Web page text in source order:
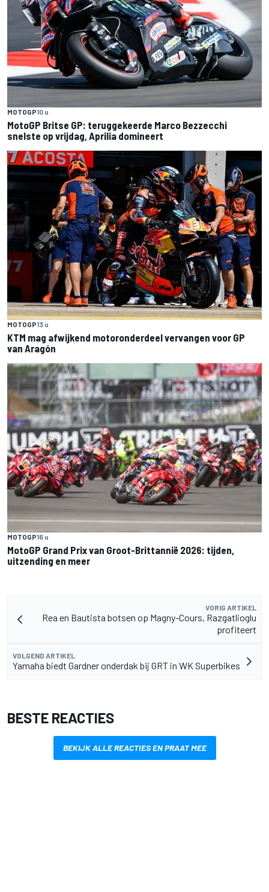
MOTOGP10 u
MotoGP Britse GP: teruggekeerde Marco Bezzecchi
snelste op vrijdag, Aprilia domineert
MOTOGP13 u
KTM mag afwijkend motoronderdeel vervangen voor GP
van Aragón
MOTOGP16 u
MotoGP Grand Prix van Groot-Brittannië 2026: tijden,
uitzending en meer
VORIG ARTIKEL
Rea en Bautista botsen op Magny-Cours, Razgatlioglu
profiteert
VOLGEND ARTIKEL
Yamaha biedt Gardner onderdak bij GRT in WK Superbikes
BESTE REACTIES
BEKIJK ALLE REACTIES EN PRAAT MEE